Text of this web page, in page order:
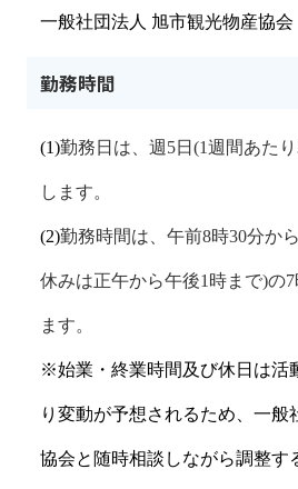
一般社団法人 旭市観光物産協会
勤務時間
(1)勤務日は、週5日 (1週間あたり
します。
(2)勤務時間は、午前8時30分か
休みは正午から午後1時まで)の7
ます。
※始業・終業時間及び休日は活
り変動が予想されるため、一般
協会と随時相談しながら調整す